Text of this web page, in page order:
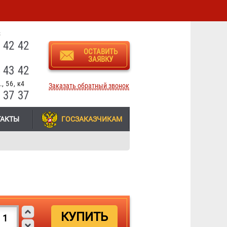
42
42
56, к4
37
ОСТАВИТЬ
ЗАЯВКУ
Заказать обратный звонок
ГОСЗАКАЗЧИКАМ